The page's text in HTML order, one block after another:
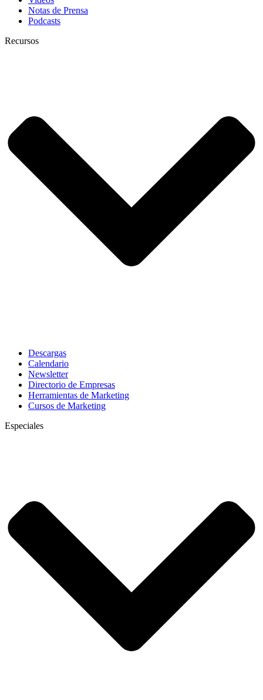
Notas de Prensa
Podcasts
Recursos
Descargas
Calendario
Newsletter
Directorio de Empresas
Herramientas de Marketing
Cursos de Marketing
Especiales